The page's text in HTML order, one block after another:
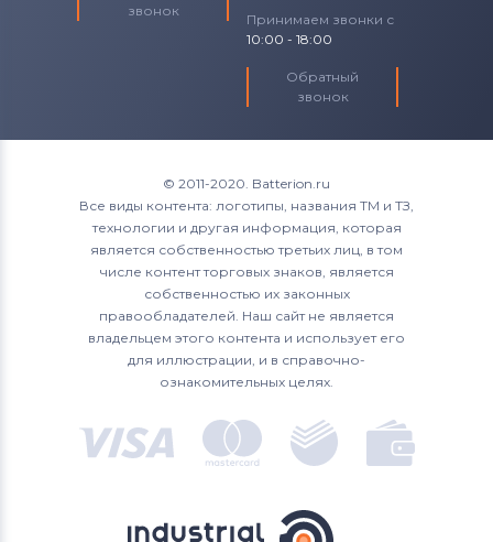
звонок
Принимаем звонки с
10:00 - 18:00
Обратный
звонок
© 2011-2020. Batterion.ru
Все виды контента: логотипы, названия ТМ и ТЗ,
технологии и другая информация, которая
является собственностью третьих лиц, в том
числе контент торговых знаков, является
собственностью их законных
правообладателей. Наш сайт не является
владельцем этого контента и использует его
для иллюстрации, и в справочно-
ознакомительных целях.